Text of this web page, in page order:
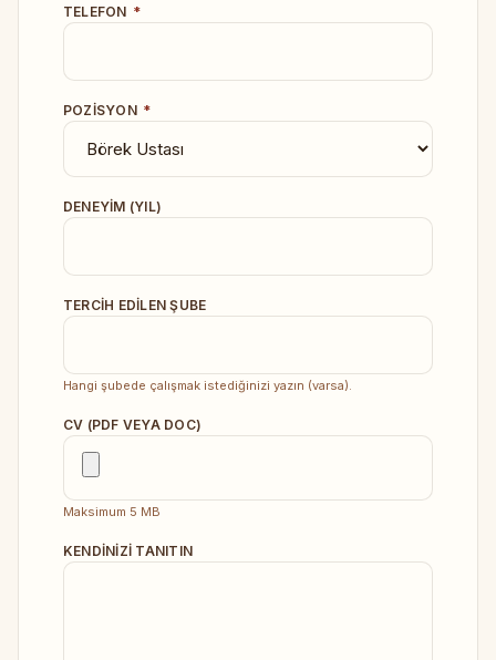
TELEFON *
POZISYON *
DENEYIM (YIL)
TERCIH EDILEN ŞUBE
Hangi şubede çalışmak istediğinizi yazın (varsa).
CV (PDF VEYA DOC)
Maksimum 5 MB
KENDINIZI TANITIN